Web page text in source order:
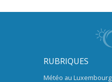
RUBRIQUES
Météo au Luxembourg